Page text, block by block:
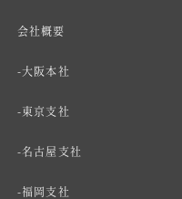
会社概要
大阪本社
東京支社
名古屋支社
福岡支社